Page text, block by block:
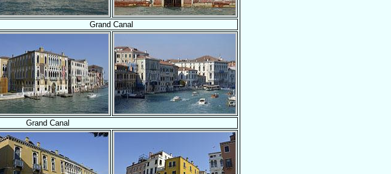
Grand Canal
Grand Canal